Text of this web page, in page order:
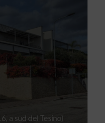
a sud del Tesino)